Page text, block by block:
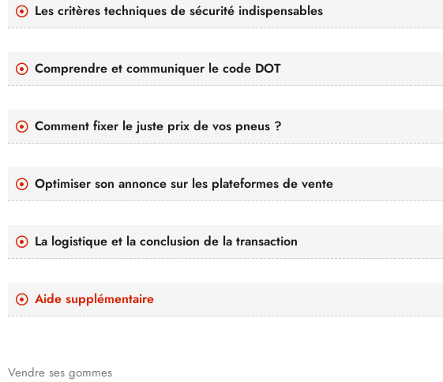
Les critères techniques de sécurité indispensables
Comprendre et communiquer le code DOT
Comment fixer le juste prix de vos pneus ?
Optimiser son annonce sur les plateformes de vente
La logistique et la conclusion de la transaction
Aide supplémentaire
Vendre ses gommes